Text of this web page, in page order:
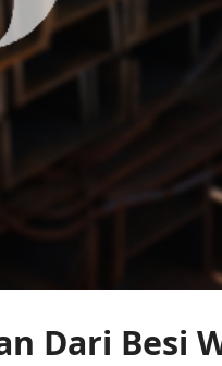
Dari Besi